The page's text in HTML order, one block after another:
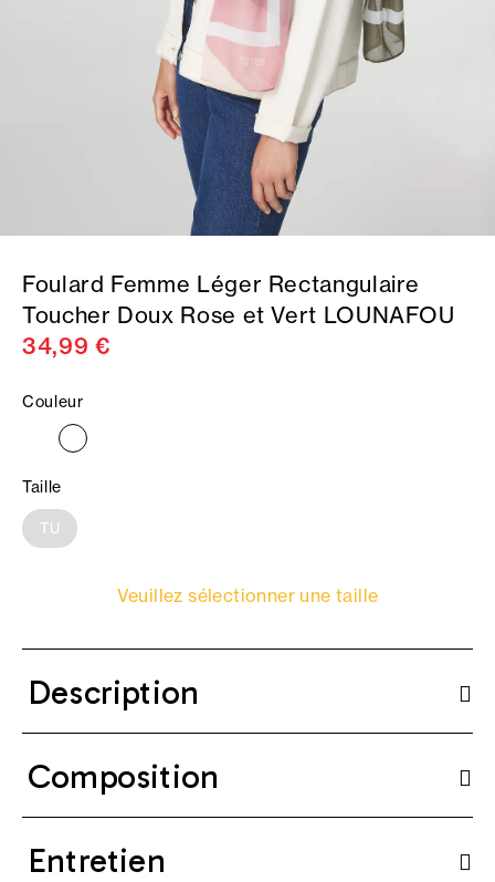
Foulard Femme Léger Rectangulaire
Toucher Doux Rose et Vert LOUNAFOU
34,99 €
Couleur
Taille
TU
Veuillez sélectionner une taille
Description
Composition
Entretien